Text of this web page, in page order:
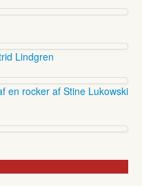
Lindgren
en rocker af Stine Lukowski